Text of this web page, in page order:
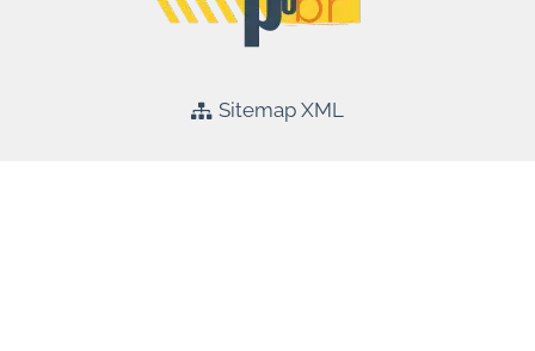
Sitemap XML